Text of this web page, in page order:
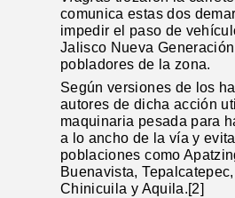
comunica estas dos
impedir el paso de
Jalisco Nueva
pobladores de la zona.
Según versiones de los
autores de dicha acción
maquinaria pesada para
a lo ancho de la vía y
poblaciones como
Buenavista,
Chinicuila y Aquila.[2]